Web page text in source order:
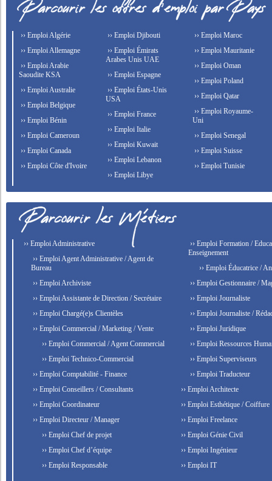
›› Emploi Algérie
›› Emploi Allemagne
›› Emploi Arabie
Saoudite KSA
›› Emploi Australie
›› Emploi Belgique
›› Emploi Bénin
›› Emploi Cameroun
›› Emploi Canada
›› Emploi Côte d'Ivoire
›› Emploi Djibouti
›› Emploi Émirats
Arabes Unis UAE
›› Emploi Espagne
›› Emploi États-Unis
USA
›› Emploi France
›› Emploi Italie
›› Emploi Kuwait
›› Emploi Lebanon
›› Emploi Libye
›› Emploi Maroc
›› Emploi Mauritanie
›› Emploi Oman
›› Emploi Poland
›› Emploi Qatar
›› Emploi Royaume-
Uni
›› Emploi Senegal
›› Emploi Suisse
›› Emploi Tunisie
›› Emploi Administrative
›› Emploi Agent Administrative / Agent de
Bureau
›› Emploi Archiviste
›› Emploi Assistante de Direction / Secrétaire
›› Emploi Chargé(e)s Clientèles
›› Emploi Commercial / Marketing / Vente
›› Emploi Commercial / Agent Commercial
›› Emploi Technico-Commercial
›› Emploi Comptabilité - Finance
›› Emploi Conseillers / Consultants
›› Emploi Coordinateur
›› Emploi Directeur / Manager
›› Emploi Chef de projet
›› Emploi Chef d’équipe
›› Emploi Responsable
›› Emploi Formation /
Enseignement
›› Emploi Éducatrice /
›› Emploi Gestionnaire /
›› Emploi Journaliste
›› Emploi Journaliste /
›› Emploi Juridique
›› Emploi Ressources
›› Emploi Superviseurs
›› Emploi Traducteur
›› Emploi Architecte
›› Emploi Esthétique / Coiffure
›› Emploi Freelance
›› Emploi Génie Civil
›› Emploi Ingénieur
›› Emploi IT